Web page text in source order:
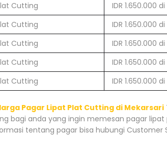
Cutting
IDR 1.650.000
Cutting
IDR 1.650.000
Cutting
IDR 1.650.000
Cutting
IDR 1.650.000
Cutting IDR 1.650.000
Pagar Lipat Plat Cutting di Mekarsari
bagi anda yang ingin memesan pagar
tentang pagar bisa hubungi Customer